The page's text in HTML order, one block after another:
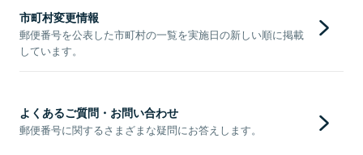
市町村変更情報
郵便番号を公表した市町村の一覧を実施日の新しい順に掲載
しています。
よくあるご質問・お問い合わせ
郵便番号に関するさまざまな疑問にお答えします。